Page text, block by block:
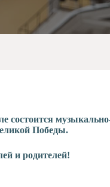
состоится
Победы.
и родителей!